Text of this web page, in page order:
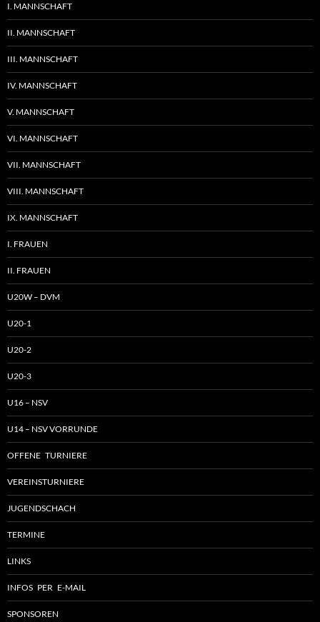
I. MANNSCHAFT
II. MANNSCHAFT
III. MANNSCHAFT
IV. MANNSCHAFT
V. MANNSCHAFT
VI. MANNSCHAFT
VII. MANNSCHAFT
VIII. MANNSCHAFT
IX. MANNSCHAFT
I. FRAUEN
II. FRAUEN
U20W – DVM
U20-1
U20-2
U20-3
U16 – NSV
U14 – NSV VORRUNDE
OFFENE TURNIERE
VEREINSTURNIERE
JUGENDSCHACH
TERMINE
LINKS
INFOS PER E-MAIL
SPONSOREN